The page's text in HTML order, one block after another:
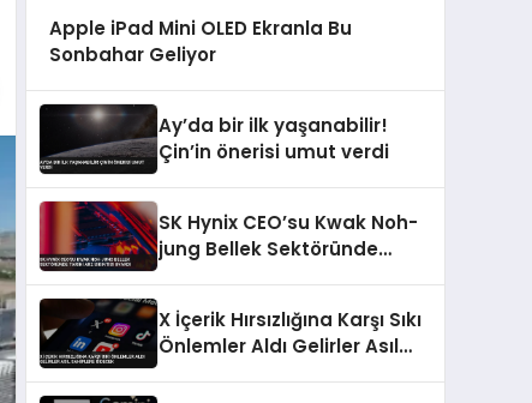
Apple iPad Mini OLED Ekranla Bu
Sonbahar Geliyor
Ay’da bir ilk yaşanabilir!
Çin’in önerisi umut verdi
SK Hynix CEO’su Kwak Noh-
jung Bellek Sektöründe
X İçerik Hırsızlığına Karşı Sıkı
Önlemler Aldı Gelirler Asıl